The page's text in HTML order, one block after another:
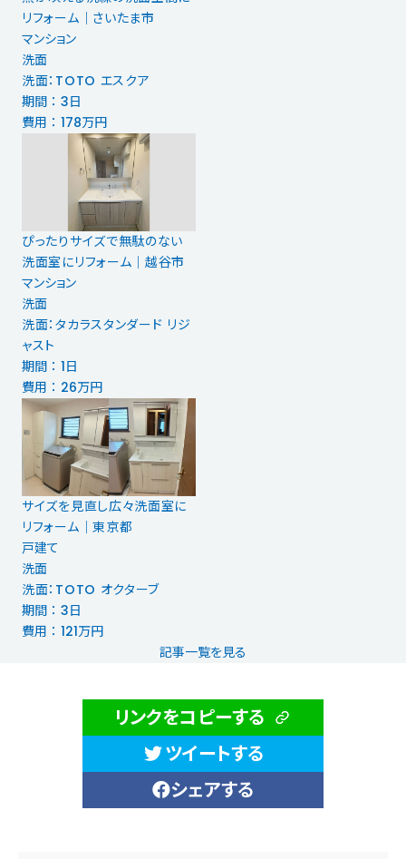
リフォーム｜さいたま市
マンション
洗面
洗面：TOTO エスクア
期間 ： 3日
費用 ： 178万円
ぴったりサイズで無駄のない
洗面室にリフォーム｜越谷市
マンション
洗面
洗面：タカラスタンダード リジ
ャスト
期間 ： 1日
費用 ： 26万円
サイズを見直し広々洗面室に
リフォーム｜東京都
戸建て
洗面
洗面：TOTO オクターブ
期間 ： 3日
費用 ： 121万円
記事一覧を見る
リンクをコピーする
ツイートする
シェアする